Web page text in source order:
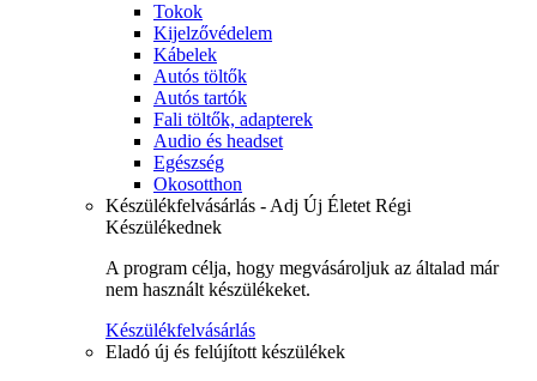
Tokok
Kijelzővédelem
Kábelek
Autós töltők
Autós tartók
Fali töltők, adapterek
Audio és headset
Egészség
Okosotthon
Készülékfelvásárlás - Adj Új Életet Régi
Készülékednek
A program célja, hogy megvásároljuk az általad már
nem használt készülékeket.
Készülékfelvásárlás
Eladó új és felújított készülékek